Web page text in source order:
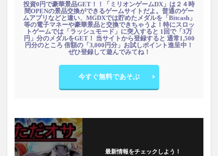
投資0円で豪華景品GET！！「ミリオンゲームDX」は２４時
間OPENの景品交換ができるゲームサイトだよ。普通のゲー
ムアプリなどと違い、MGDXでは貯めたメダルを「Bitcash」
等の電子マネーや豪華景品と交換できちゃうよ！特にスロッ
トゲームでは「ラッシュモード」に突入すると 1回で「3万
円」分のメダルをGET！ 当サイトから登録すると 通常1,500
円分のところ 倍額の「3,000円分」お試しポイント進呈中！
ぜひ登録して遊んでみてね！
今すぐ無料であそぶ
最新情報をチェックしよう！